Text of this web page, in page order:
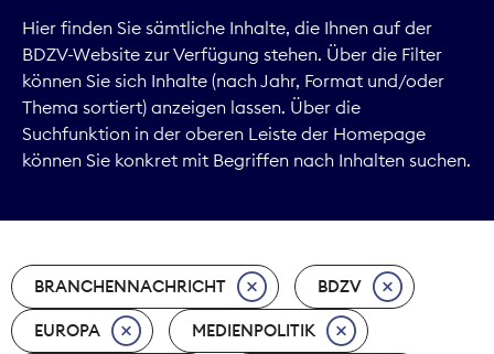
Digitales
Kommunikation
Marktdaten
Nachhaltigkeit
Nachwuchs
Hier finden Sie sämtliche Inhalte, die Ihnen auf der
BDZV-Website zur Verfügung stehen. Über die Filter
können Sie sich Inhalte (nach Jahr, Format und/oder
Thema sortiert) anzeigen lassen. Über die
Suchfunktion in der oberen Leiste der Homepage
können Sie konkret mit Begriffen nach Inhalten suchen.
BRANCHENNACHRICHT BDZV
EUROPA MEDIENPOLITIK